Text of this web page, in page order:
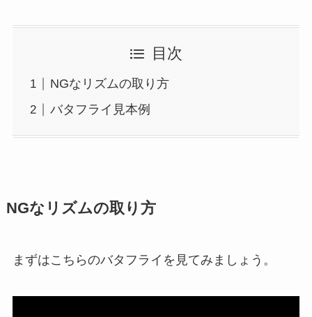
目次
NGなリズムの取り方
バタフライ見本例
NGなリズムの取り方
まずはこちらのバタフライを見てみましょう。